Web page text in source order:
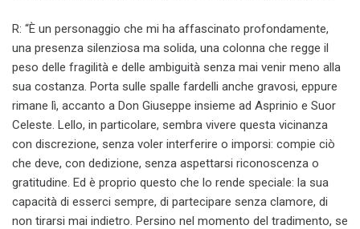
R: “È un personaggio che mi ha affascinato profondamente,
una presenza silenziosa ma solida, una colonna che regge il
peso delle fragilità e delle ambiguità senza mai venir meno alla
sua costanza. Porta sulle spalle fardelli anche gravosi, eppure
rimane lì, accanto a Don Giuseppe insieme ad Asprinio e Suor
Celeste. Lello, in particolare, sembra vivere questa vicinanza
con discrezione, senza voler interferire o imporsi: compie ciò
che deve, con dedizione, senza aspettarsi riconoscenza o
gratitudine. Ed è proprio questo che lo rende speciale: la sua
capacità di esserci sempre, di partecipare senza clamore, di
non tirarsi mai indietro. Persino nel momento del tradimento, se